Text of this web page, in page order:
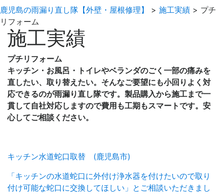
鹿児島の雨漏り直し隊【外壁・屋根修理】
> 施工実績 > プチ
リフォーム
施工実績
プチリフォーム
キッチン・お風呂・トイレやベランダのごく一部の痛みを
直したい、取り替えたい。そんなご要望にも小回りよく対
応できるのが雨漏り直し隊です。製品購入から施工まで一
貫して自社対応しますので費用も工期もスマートです。安
心してご相談ください。
キッチン水道蛇口取替 (鹿児島市)
「キッチンの水道蛇口に外付け浄水器を付けたいので取り
付け可能な蛇口に交換してほしい」とご相談いただきまし